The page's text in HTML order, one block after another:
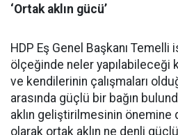
‘Ortak aklın gücü’
HDP Eş Genel Başkanı Temelli
ölçeğinde neler yapılabileceği
ve kendilerinin çalışmaları
arasında güçlü bir bağın
aklın geliştirilmesinin önemine
olarak ortak aklın ne denli